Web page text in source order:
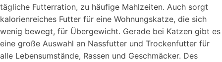
tägliche Futterration, zu häufige Mahlzeiten. Auch sorgt
kalorienreiches Futter für eine Wohnungskatze, die sich
wenig bewegt, für Übergewicht. Gerade bei Katzen gibt es
eine große Auswahl an Nassfutter und Trockenfutter für
alle Lebensumstände, Rassen und Geschmäcker. Des